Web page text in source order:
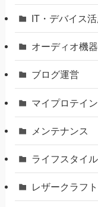
IT・デバイス
オーディオ機器
ブログ運営
マイプロテイン
メンテナンス
ライフスタイ
レザークラフ